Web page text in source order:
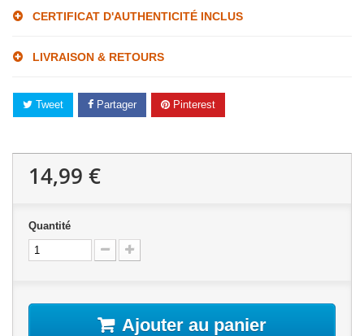
CERTIFICAT D'AUTHENTICITÉ INCLUS
LIVRAISON & RETOURS
Tweet Partager Pinterest
14,99 €
Quantité
Ajouter au panier